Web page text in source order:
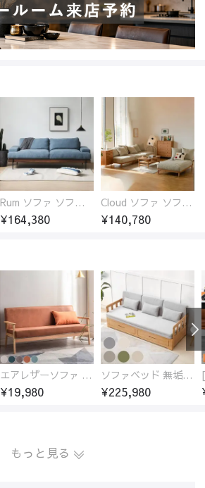
Rum ソファ ソファー おしゃれ 1人掛け～4人掛け ウォールナットorオーク材フレーム 西海岸風 肘掛
¥164,380
Cloud ソファ ソファーおしゃれ 1人掛け～3人掛け チェリー材フレーム 木製 北欧 おしゃれ 5カラー 自由レイアウト
¥140,780
エアレザーソファ おしゃれ 無地 1人用 二人掛け 3人掛け
¥19,980
ソファベッド 無垢材フレーム
¥225,980
もっと見る